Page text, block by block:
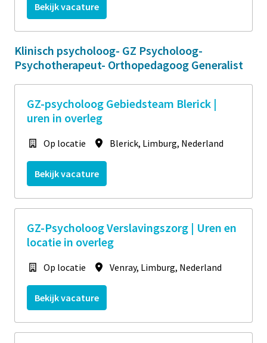
Bekijk vacature
Klinisch psycholoog- GZ Psycholoog-
Psychotherapeut- Orthopedagoog Generalist
GZ-psycholoog Gebiedsteam Blerick |
uren in overleg
Op locatie Blerick, Limburg, Nederland
Bekijk vacature
GZ-Psycholoog Verslavingszorg | Uren en
locatie in overleg
Op locatie Venray, Limburg, Nederland
Bekijk vacature